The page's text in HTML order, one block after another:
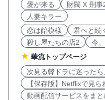
愛が来る
財閥 X 刑事
人妻キラー
恋は飴模様
君へと続
殺し屋たちの店2
今
華流トップページ
次見る韓ドラに迷った
【保存版】Netflixで見
動画配信サービスをまと